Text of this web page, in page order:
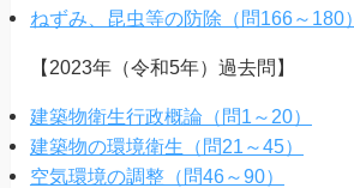
ねずみ、昆虫等の防除（問166～180）
【2023年（令和5年）過去問】
建築物衛生行政概論（問1～20）
建築物の環境衛生（問21～45）
空気環境の調整（問46～90）